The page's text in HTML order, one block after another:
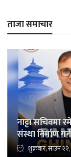
ताजा समाचार
नाट्टा सचिवमा
संस्था निर्माण
शुक्रबार, साउन